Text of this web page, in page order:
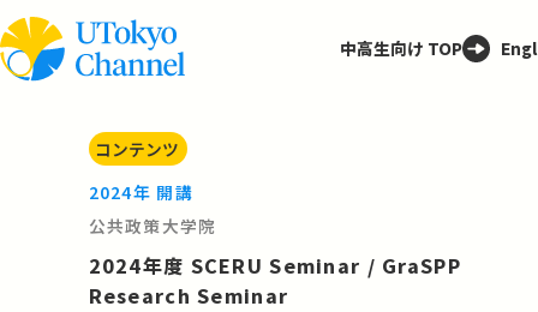
中高生向け TOP
コンテンツ
2024年 開講
公共政策大学院
2024年度 SCERU Seminar / GraSPP
Research Seminar